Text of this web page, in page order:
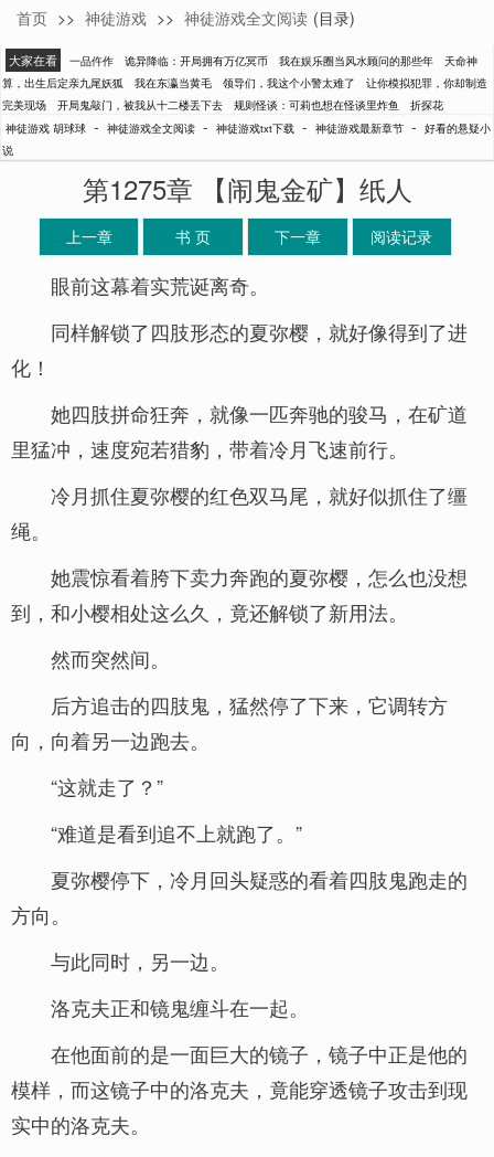
胡球球
首页 >> 神徒游戏 >> 神徒游戏全文阅读 (目录)
大家在看 一品仵作 诡异降临：开局拥有万亿冥币 我在娱乐圈当风水顾问的那些年
天命神
算，出生后定亲九尾妖狐
我在东瀛当黄毛 领导们，我这个小警太难了
让你模拟犯罪，你却制造
完美现场
开局鬼敲门，被我从十二楼丢下去 规则怪谈：可莉也想在怪谈里炸鱼
折探花
神徒游戏 胡球球 - 神徒游戏全文阅读 - 神徒游戏txt下载 - 神徒游戏最新章节 - 好看的悬疑小
说
第1275章 【闹鬼金矿】纸人
上一章 书 页 下一章 阅读记录
眼前这幕着实荒诞离奇。
同样解锁了四肢形态的夏弥樱，就好像得到了进
化！
她四肢拼命狂奔，就像一匹奔驰的骏马，在矿道
里猛冲，速度宛若猎豹，带着冷月飞速前行。
冷月抓住夏弥樱的红色双马尾，就好似抓住了缰
绳。
她震惊看着胯下卖力奔跑的夏弥樱，怎么也没想
到，和小樱相处这么久，竟还解锁了新用法。
然而突然间。
后方追击的四肢鬼，猛然停了下来，它调转方
向，向着另一边跑去。
“这就走了？”
“难道是看到追不上就跑了。”
夏弥樱停下，冷月回头疑惑的看着四肢鬼跑走的
方向。
与此同时，另一边。
洛克夫正和镜鬼缠斗在一起。
在他面前的是一面巨大的镜子，镜子中正是他的
模样，而这镜子中的洛克夫，竟能穿透镜子攻击到现
实中的洛克夫。